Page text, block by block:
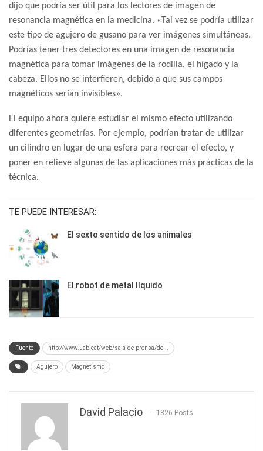
dijo que podría ser útil para los lectores de imagen de
resonancia magnética en la medicina. «Tal vez se podría utilizar
este tipo de agujero de gusano para ver imágenes simultáneas.
Podrías tener tres detectores en una imagen de resonancia
magnética para tomar imágenes de la rodilla, el hígado y la
cabeza. Ellos no se interfieren, debido a que sus campos
magnéticos serían invisibles».
El equipo ahora quiere estudiar el mismo efecto utilizando
diferentes geometrías. Por ejemplo, podrían tratar de utilizar
un cilindro en lugar de una esfera para recrear el efecto, y
poner en relieve algunas de las aplicaciones más prácticas de la
técnica.
TE PUEDE INTERESAR:
El sexto sentido de los animales
El robot de metal líquido
Fuente http://www.uab.cat/web/sala-de-prensa/de...
Agujero Magnetismo
David Palacio 1826 Posts